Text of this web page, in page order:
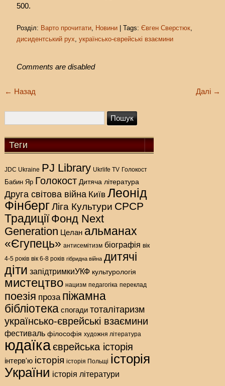
500.
Розділ: Варто прочитати, Новини| Tags: Євген Сверстюк,
дисидентський рух, українсько-єврейські взаємини
Comments are disabled
← Назад Далі →
Теги
JDC Ukraine PJ Library Ukrlife TV Голокост
Бабин Яр Голокост Дитяча література
Друга світова війна Київ Леонід
Фінберг Ліга Культури СРСР
ТрадиціїФонд Next
Generation Целан альманах
«Єгупець» антисемітизм біографія вік
4-5 років вік 6-8 років гібридна війна дитячі
діти запідтримкиУКФ культурологія
мистецтво нацизм педагогіка переклад
поезія проза піжамна
бібліотека спогади тоталітаризм
українсько-єврейські взаємини
фестиваль філософія художня література
юдаїкаєврейська історія
інтерв'ю історія історія Польщі історія
України історія літератури